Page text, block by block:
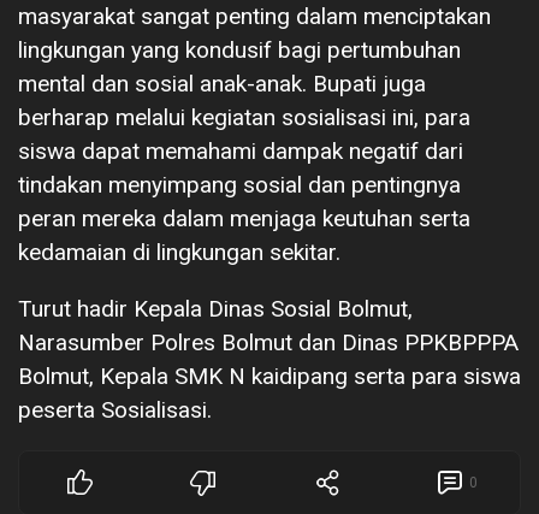
masyarakat sangat penting dalam menciptakan
lingkungan yang kondusif bagi pertumbuhan
mental dan sosial anak-anak. Bupati juga
berharap melalui kegiatan sosialisasi ini, para
siswa dapat memahami dampak negatif dari
tindakan menyimpang sosial dan pentingnya
peran mereka dalam menjaga keutuhan serta
kedamaian di lingkungan sekitar.
Turut hadir Kepala Dinas Sosial Bolmut,
Narasumber Polres Bolmut dan Dinas PPKBPPPA
Bolmut, Kepala SMK N kaidipang serta para siswa
peserta Sosialisasi.
0